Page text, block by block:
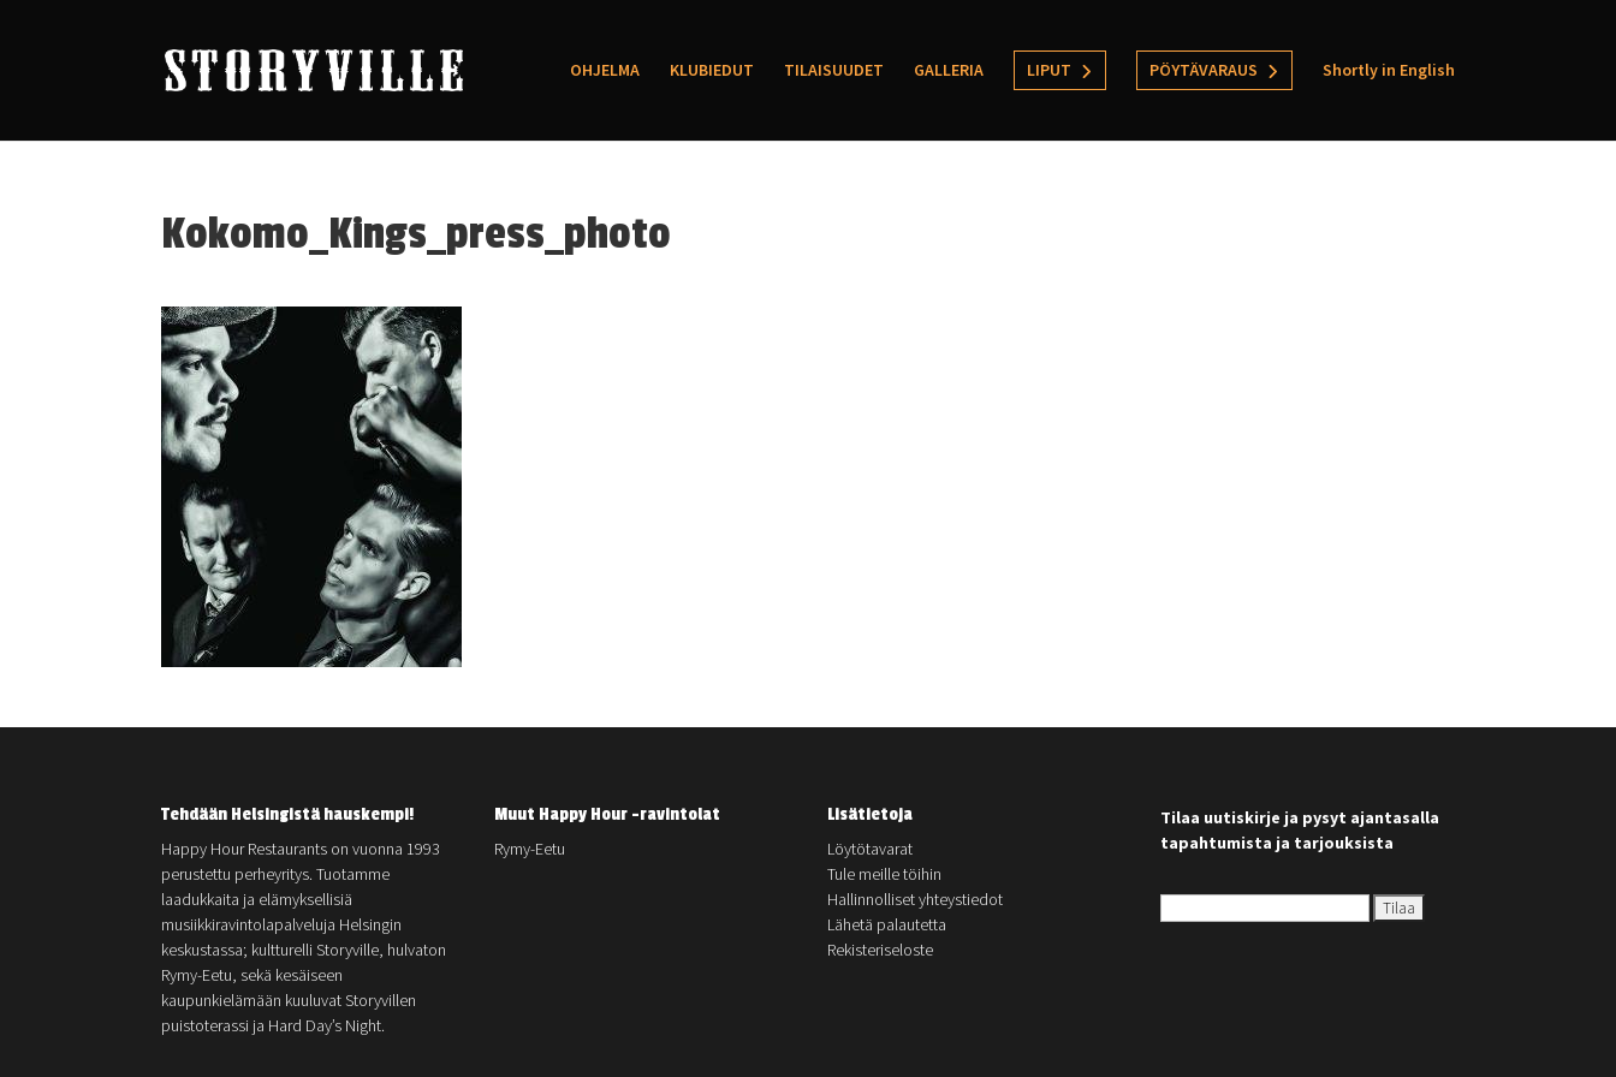
OHJELMA KLUBIEDUT TILAISUUDET GALLERIA LIPUT PÖYTÄVARAUS Shortly in English
Kokomo_Kings_press_photo
Tehdään Helsingistä hauskempi!
Happy Hour Restaurants on vuonna 1993
perustettu perheyritys. Tuotamme
laadukkaita ja elämyksellisiä
musiikkiravintolapalveluja Helsingin
keskustassa; kultturelli Storyville, hulvaton
Rymy-Eetu, sekä kesäiseen
kaupunkielämään kuuluvat Storyvillen
puistoterassi ja Hard Day’s Night.
Muut Happy Hour -ravintolat
Rymy-Eetu
Lisätietoja
Löytötavarat
Tule meille töihin
Hallinnolliset yhteystiedot
Lähetä palautetta
Rekisteriseloste
Tilaa uutiskirje ja pysyt ajantasalla
tapahtumista ja tarjouksista